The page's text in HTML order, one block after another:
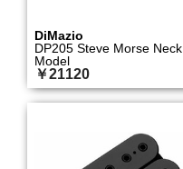
DiMazio
DP205 Steve Morse Neck
Model
￥21120